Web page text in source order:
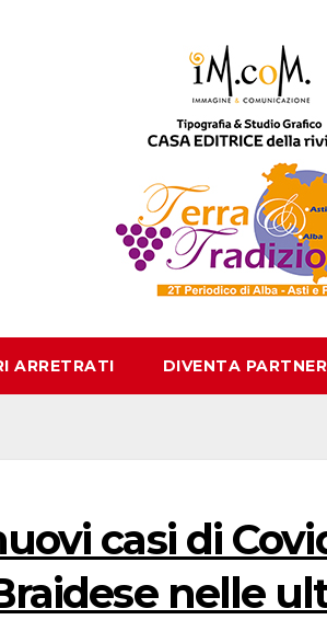
ARRETRATI DIVENTA PARTNER
casi di
nelle